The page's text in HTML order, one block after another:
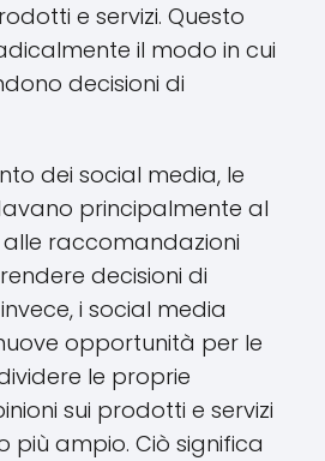
e servizi. Questo
il modo in cui
decisioni di
dei social media, le
principalmente al
raccomandazioni
decisioni di
i social media
opportunità per le
le proprie
sui prodotti e servizi
più ampio. Ciò significa